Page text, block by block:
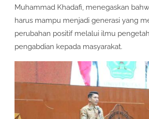
Muhammad Khadafi, menegaskan
harus mampu menjadi generasi yang
perubahan positif melalui ilmu
pengabdian kepada masyarakat.